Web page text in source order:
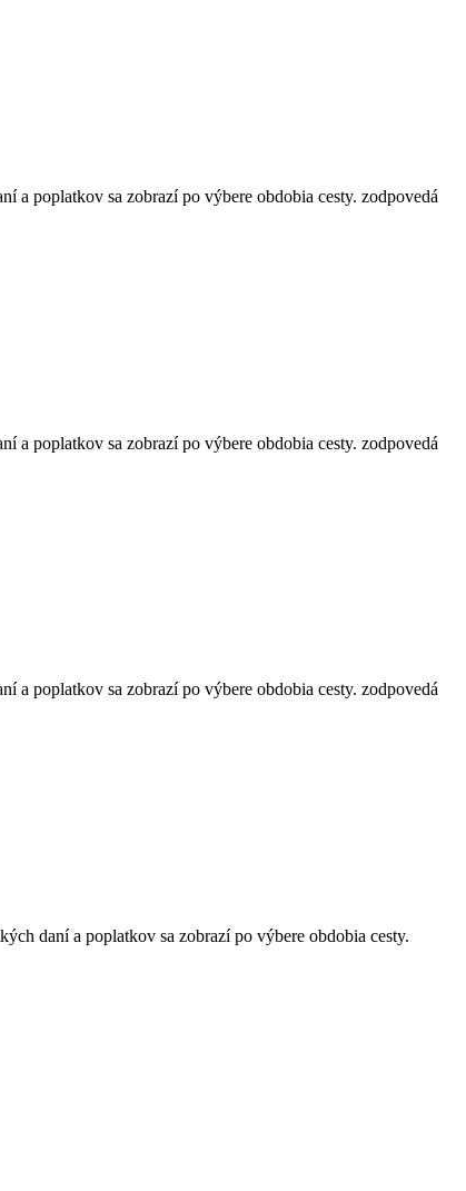
a poplatkov sa zobrazí po výbere obdobia cesty. zodpovedá
a poplatkov sa zobrazí po výbere obdobia cesty. zodpovedá
a poplatkov sa zobrazí po výbere obdobia cesty. zodpovedá
daní a poplatkov sa zobrazí po výbere obdobia cesty.